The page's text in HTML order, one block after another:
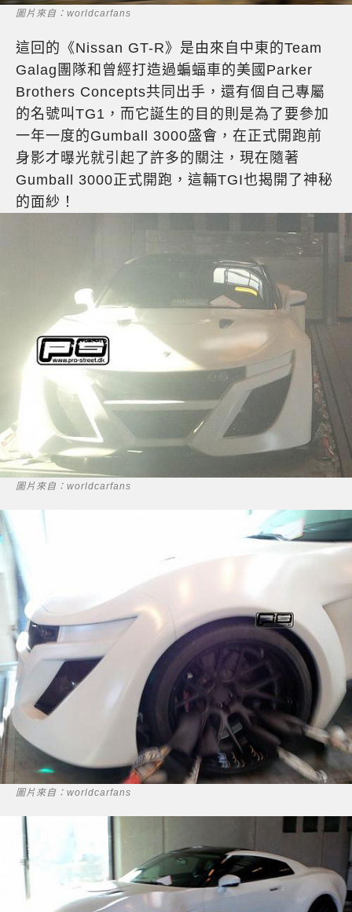
圖片來自：worldcarfans
這回的《Nissan GT-R》是由來自中東的Team
Galag團隊和曾經打造過蝙蝠車的美國Parker
Brothers Concepts共同出手，還有個自己專屬
的名號叫TG1，而它誕生的目的則是為了要參加
一年一度的Gumball 3000盛會，在正式開跑前
身影才曝光就引起了許多的關注，現在隨著
Gumball 3000正式開跑，這輛TGI也揭開了神秘
的面紗！
圖片來自：worldcarfans
圖片來自：worldcarfans